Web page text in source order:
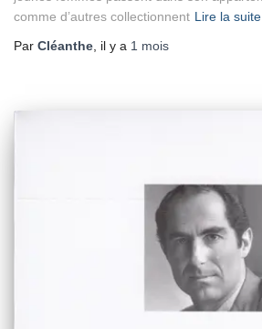
comme d’autres collectionnent Lire la suite
Par Cléanthe, il y a 1 mois